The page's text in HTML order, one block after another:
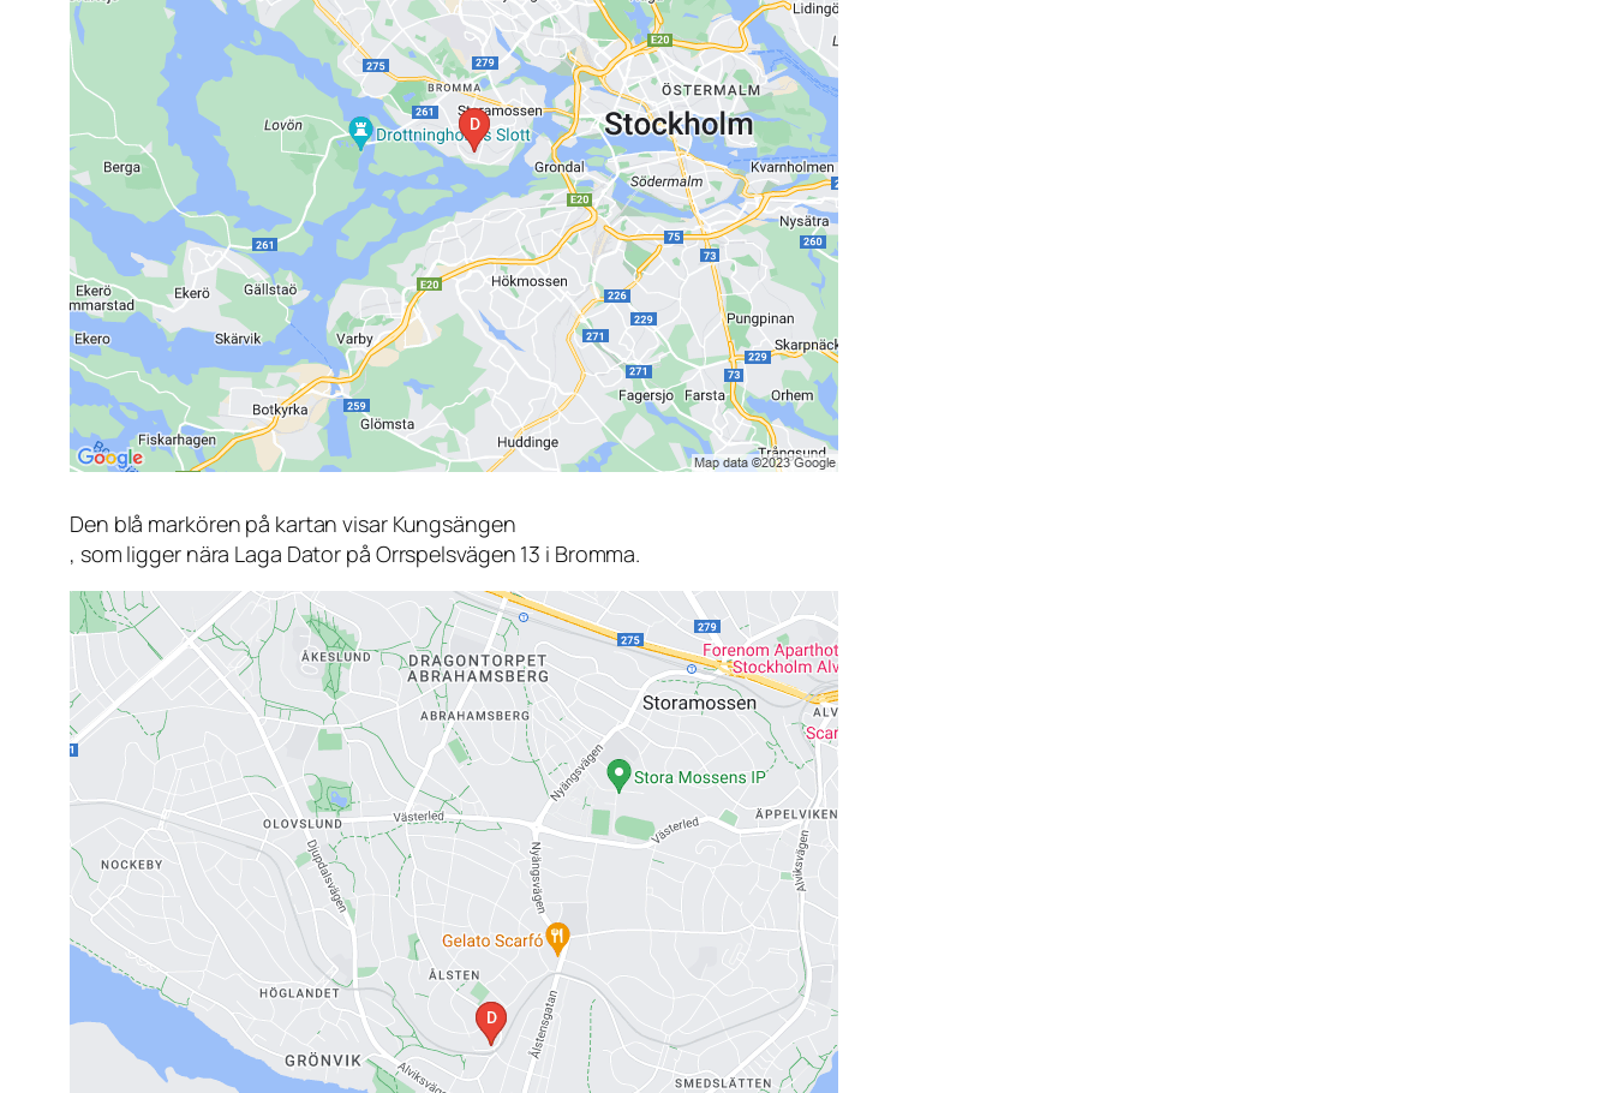
Den blå markören på kartan visar Kungsängen
, som ligger nära Laga Dator på Orrspelsvägen 13 i Bromma.